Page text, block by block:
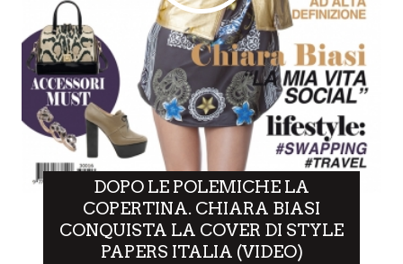
DOPO LE POLEMICHE LA
COPERTINA. CHIARA BIASI
CONQUISTA LA COVER DI STYLE
PAPERS ITALIA (VIDEO)